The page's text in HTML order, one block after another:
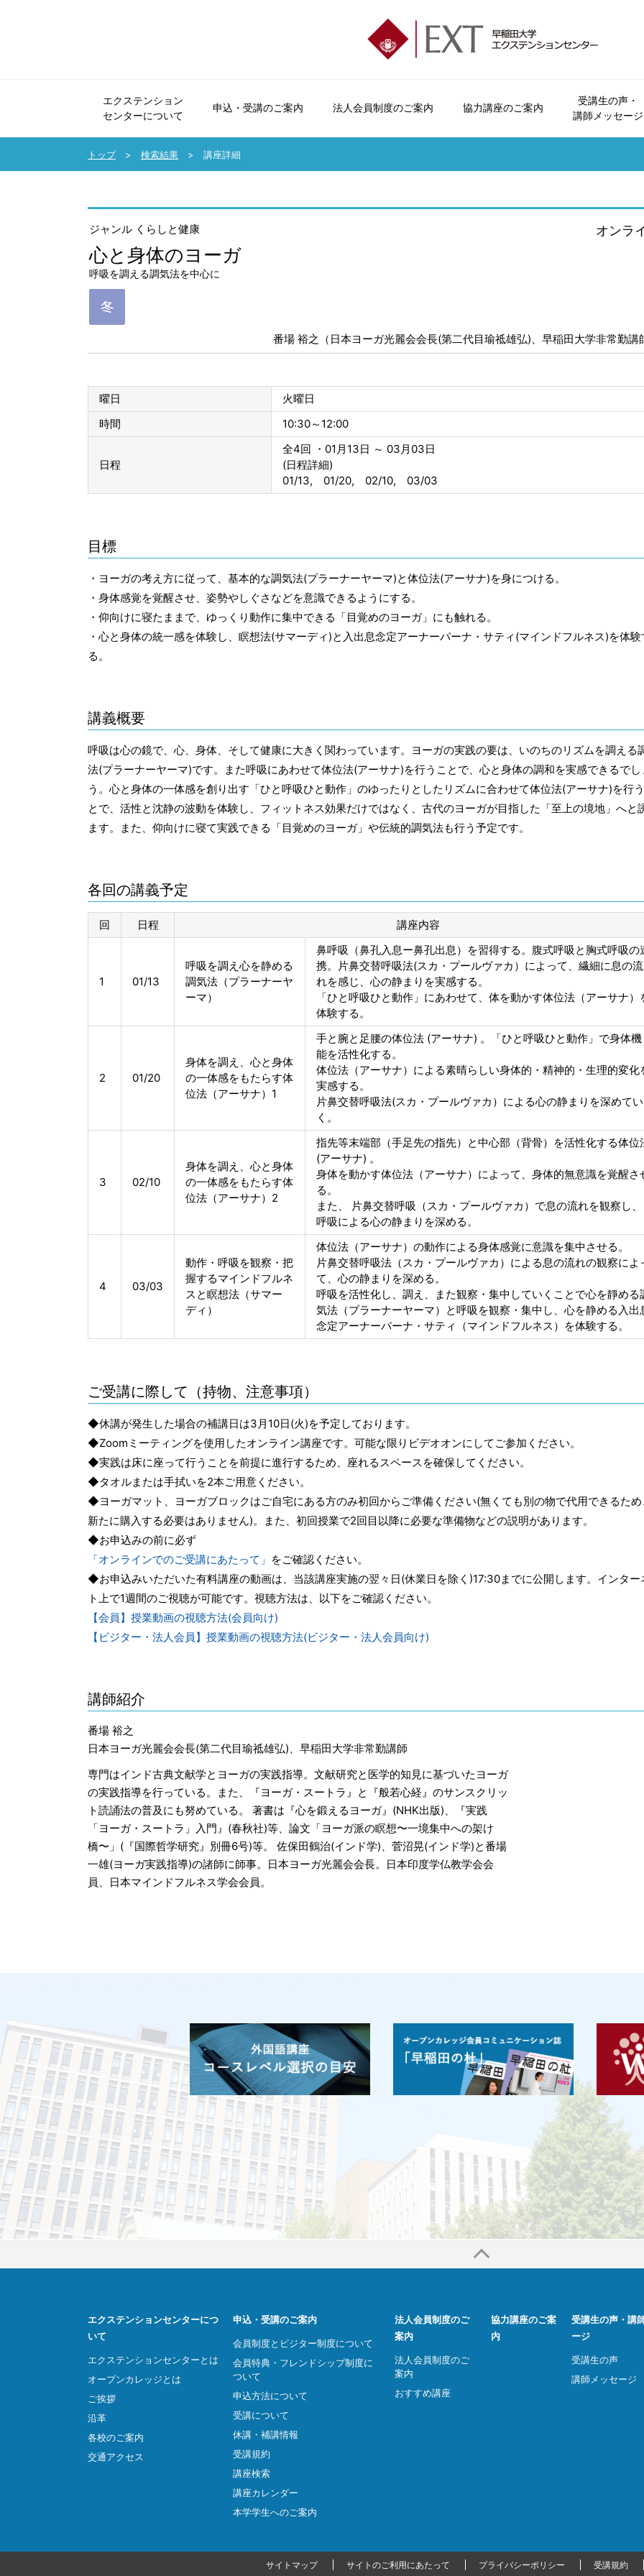
エクステンション
センターについて
オープンカレッジとは
申込・受講のご案内
申込方法について
受講につ
講座カレン
法人会員制度のご案内
おすすめ講座
協力講座のご案内
受講生の声・
講師メッセージ
講師メッセージ
広報誌「早稲田の杜」
よくいただくご質問
トップ 検索結果 講座詳細
ジャンル くらしと健康 オンラ
心と身体のヨーガ
呼吸を調える調気法を中心に
番場 裕之（日本ヨーガ光麗会会長(第二代目瑜祗雄弘)、早稲田大学非常勤講
曜日
火曜日
時間
10:30～12:00
日程
全4回 ・01月13日 ～ 03月03日
(日程詳細)
01/13, 01/20, 02/10, 03/03
目標
・ヨーガの考え方に従って、基本的な調気法(プラーナーヤーマ)と体位法(アーサナ)を身につける。
・身体感覚を覚醒させ、姿勢やしぐさなどを意識できるようにする。
・仰向けに寝たままで、ゆっくり動作に集中できる「目覚めのヨーガ」にも触れる。
・心と身体の統一感を体験し、瞑想法(サマーディ)と入出息念定アーナーパーナ・サティ(マインドフルネス)を体験
る。
講義概要
呼吸は心の鏡で、心、身体、そして健康に大きく関わっています。ヨーガの実践の要は、いのちのリズムを調える
法(プラーナーヤーマ)です。また呼吸にあわせて体位法(アーサナ)を行うことで、心と身体の調和を実感できるでし
う。心と身体の一体感を創り出す「ひと呼吸ひと動作」のゆったりとしたリズムに合わせて体位法(アーサナ)を行
とで、活性と沈静の波動を体験し、フィットネス効果だけではなく、古代のヨーガが目指した「至上の境地」へと
ます。また、仰向けに寝て実践できる「目覚めのヨーガ」や伝統的調気法も行う予定です。
各回の講義予定
回 日程 講座内容
1 01/13
呼吸を調え心を静める
調気法（プラーナーヤ
ーマ）
鼻呼吸（鼻孔入息ー鼻孔出息）を習得する。腹式呼吸と胸式呼吸の
携。片鼻交替呼吸法(スカ・プールヴァカ）によって、繊細に息の流
れを感じ、心の静まりを実感する。
「ひと呼吸ひと動作」にあわせて、体を動かす体位法（アーサナ）
体験する。
2 01/20
身体を調え、心と身体
の一体感をもたらす体
位法（アーサナ）1
手と腕と足腰の体位法 (アーサナ) 。「ひと呼吸ひと動作」で身体機
能を活性化する。
体位法（アーサナ）による素晴らしい身体的・精神的・生理的変化
実感する。
片鼻交替呼吸法(スカ・プールヴァカ）による心の静まりを深めてい
く。
3 02/10
身体を調え、心と身体
の一体感をもたらす体
位法（アーサナ）2
指先等末端部（手足先の指先）と中心部（背骨）を活性化する体位
(アーサナ) 。
身体を動かす体位法（アーサナ）によって、身体的無意識を覚醒さ
る。
また、 片鼻交替呼吸（スカ・プールヴァカ）で息の流れを観察し、
呼吸による心の静まりを深める。
4 03/03
動作・呼吸を観察・把
握するマインドフルネ
スと瞑想法（サマー
ディ）
体位法（アーサナ）の動作による身体感覚に意識を集中させる。
片鼻交替呼吸法（スカ・プールヴァカ）による息の流れの観察によ
て、心の静まりを深める。
呼吸を活性化し、調え、また観察・集中していくことで心を靜める
気法（プラーナーヤーマ）と呼吸を観察・集中し、心を静める入出
念定アーナーパーナ・サティ（マインドフルネス）を体験する。
ご受講に際して（持物、注意事項）
◆休講が発生した場合の補講日は3月10日(火)を予定しております。
◆Zoomミーティングを使用したオンライン講座です。可能な限りビデオオンにしてご参加ください。
◆実践は床に座って行うことを前提に進行するため、座れるスペースを確保してください。
◆タオルまたは手拭いを2本ご用意ください。
◆ヨーガマット、ヨーガブロックはご自宅にある方のみ初回からご準備ください(無くても別の物で代用できるため
新たに購入する必要はありません)。また、初回授業で2回目以降に必要な準備物などの説明があります。
◆お申込みの前に必ず
「オンラインでのご受講にあたって」 をご確認ください。
◆お申込みいただいた有料講座の動画は、当該講座実施の翌々日(休業日を除く)17:30までに公開します。インター
ト上で1週間のご視聴が可能です。視聴方法は、以下をご確認ください。
【会員】授業動画の視聴方法(会員向け)
【ビジター・法人会員】授業動画の視聴方法(ビジター・法人会員向け)
講師紹介
番場 裕之
日本ヨーガ光麗会会長(第二代目瑜祗雄弘)、早稲田大学非常勤講師
専門はインド古典文献学とヨーガの実践指導。文献研究と医学的知見に基づいたヨーガ
の実践指導を行っている。また、『ヨーガ・スートラ』と『般若心経』のサンスクリッ
ト読誦法の普及にも努めている。 著書は『心を鍛えるヨーガ』(NHK出版)、『実践
「ヨーガ・スートラ」入門』(春秋社)等、論文「ヨーガ派の瞑想〜一境集中への架け
橋〜」(『国際哲学研究』別冊6号)等。 佐保田鶴治(インド学)、菅沼晃(インド学)と番場
一雄(ヨーガ実践指導)の諸師に師事。日本ヨーガ光麗会会長。日本印度学仏教学会会
員、日本マインドフルネス学会会員。
エクステンションセンターにつ
いて
エクステンションセンターとは
オープンカレッジとは
ご挨拶
沿革
各校のご案内
交通アクセス
申込・受講のご案内
会員制度とビジター制度について
会員特典・フレンドシップ制度に
ついて
申込方法について
受講について
休講・補講情報
受講規約
講座検索
講座カレンダー
本学学生へのご案内
法人会員制度のご
案内
法人会員制度のご
案内
おすすめ講座
協力講座のご案
内
受講生の声・講
ージ
受講生の声
講師メッセージ
サイトマップ サイトのご利用にあたって プライバシーポリシー 受講規約